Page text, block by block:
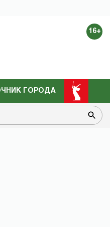
16+
ГОРОДА